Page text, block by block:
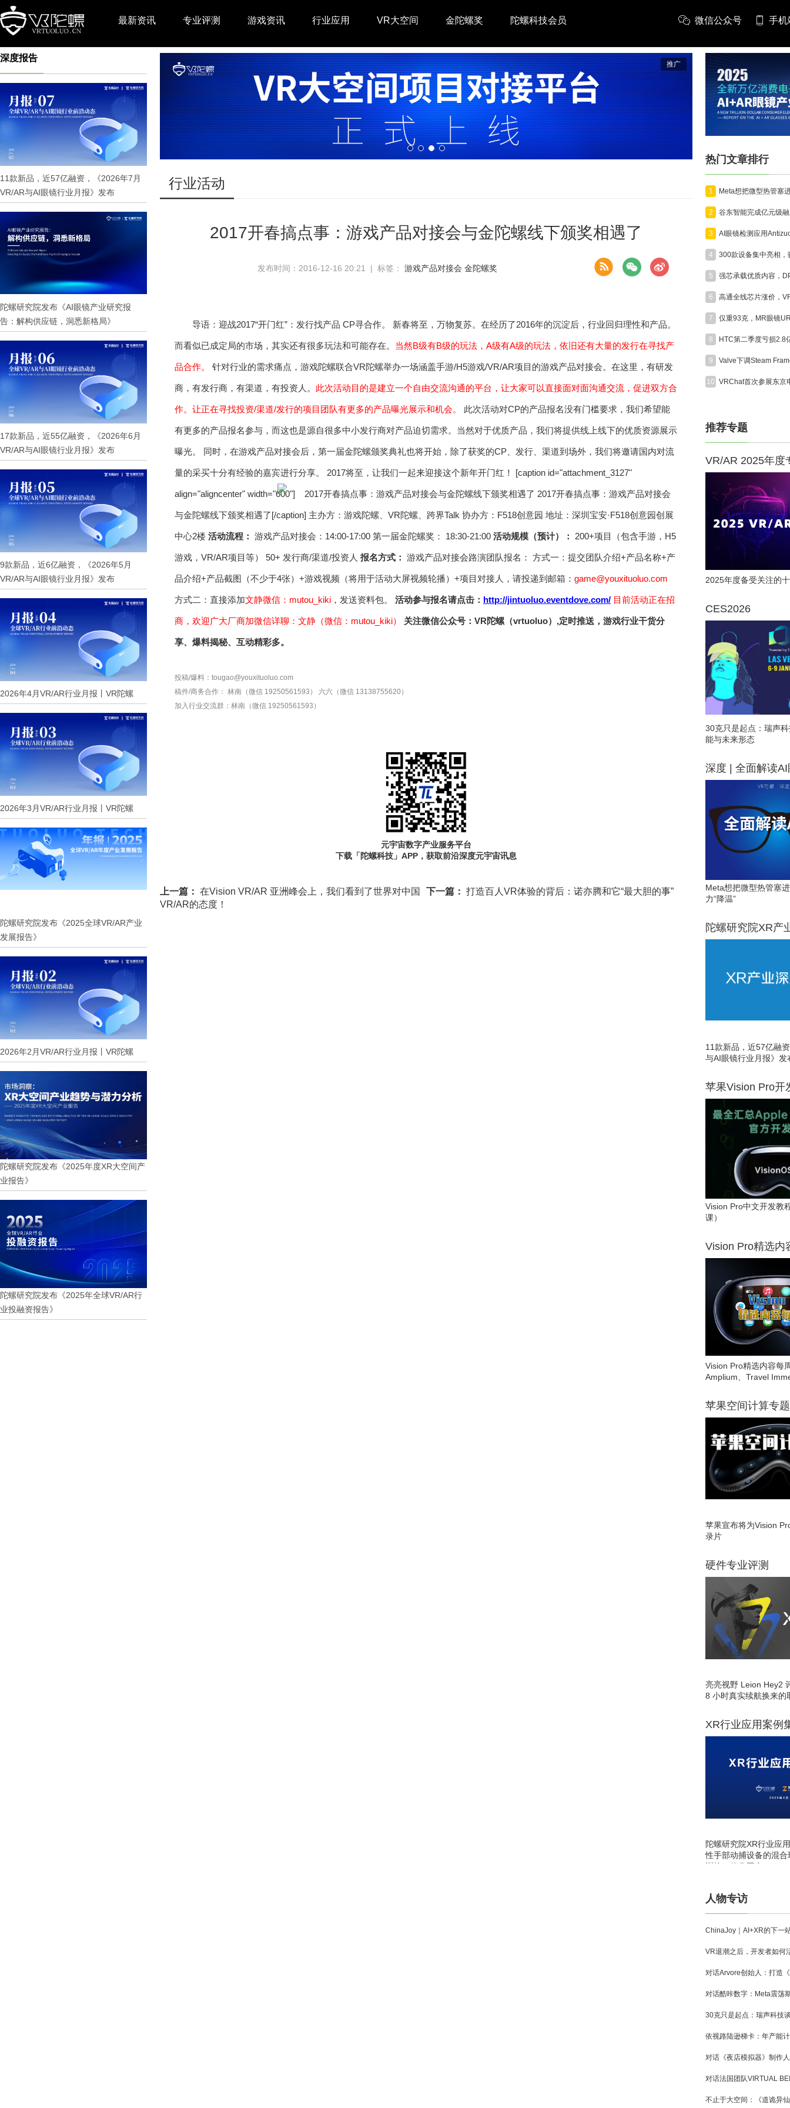
最新资讯 专业评测 游戏资讯 行业应用 VR大空间 金陀螺奖 陀螺科技会员 微信公众号 手机
深度报告
11款新品，近57亿融资，《2026年7月
VR/AR与AI眼镜行业月报》发布
陀螺研究院发布《AI眼镜产业研究报
告：解构供应链，洞悉新格局》
17款新品，近55亿融资，《2026年6月
VR/AR与AI眼镜行业月报》发布
9款新品，近6亿融资，《2026年5月
VR/AR与AI眼镜行业月报》发布
2026年4月VR/AR行业月报丨VR陀螺
2026年3月VR/AR行业月报丨VR陀螺
陀螺研究院发布《2025全球VR/AR产业
发展报告》
2026年2月VR/AR行业月报丨VR陀螺
陀螺研究院发布《2025年度XR大空间产
业报告》
陀螺研究院发布《2025年全球VR/AR行
业投融资报告》
推广
行业活动
2017开春搞点事：游戏产品对接会与金陀螺线下颁奖相遇了
发布时间：2016-12-16 20:21 | 标签： 游戏产品对接会 金陀螺奖
导语：迎战2017“开门红”：发行找产品 CP寻合作。 新春将至，万物复苏。在经历了2016年的沉淀后，行业回归理性和产品。
而看似已成定局的市场，其实还有很多玩法和可能存在。 当然B级有B级的玩法，A级有A级的玩法，依旧还有大量的发行在寻找产
品合作。 针对行业的需求痛点，游戏陀螺联合VR陀螺举办一场涵盖手游/H5游戏/VR/AR项目的游戏产品对接会。在这里，有研发
商，有发行商，有渠道，有投资人。 此次活动目的是建立一个自由交流沟通的平台，让大家可以直接面对面沟通交流，促进双方合
作。让正在寻找投资/渠道/发行的项目团队有更多的产品曝光展示和机会。 此次活动对CP的产品报名没有门槛要求，我们希望能
有更多的产品报名参与，而这也是源自很多中小发行商对产品迫切需求。当然对于优质产品，我们将提供线上线下的优质资源展示
曝光。 同时，在游戏产品对接会后，第一届金陀螺颁奖典礼也将开始，除了获奖的CP、发行、渠道到场外，我们将邀请国内对流
量的采买十分有经验的嘉宾进行分享。 2017将至，让我们一起来迎接这个新年开门红！ [caption id="attachment_3127"
align="aligncenter" width="600"] 2017开春搞点事：游戏产品对接会
与金陀螺线下颁奖相遇了[/caption] 主办方：游戏陀螺、VR陀螺、跨界Talk 协办方：F518创意园 地址：深圳宝安·F518创意园创展
中心2楼 活动流程： 游戏产品对接会：14:00-17:00 第一届金陀螺奖： 18:30-21:00 活动规模（预计）： 200+项目（包含手游，H5
游戏，VR/AR项目等） 50+ 发行商/渠道/投资人 报名方式： 游戏产品对接会路演团队报名： 方式一：提交团队介绍+产品名称+产
品介绍+产品截图（不少于4张）+游戏视频（将用于活动大屏视频轮播）+项目对接人，请投递到邮箱： game@youxituoluo.com
方式二：直接添加文静微信：mutou_kiki ，发送资料包。 活动参与报名请点击： http://jintuoluo.eventdove.com/ 目前活动正在招
商，欢迎广大厂商加微信详聊：文静（微信：mutou_kiki） 关注微信公众号：VR陀螺（vrtuoluo）,定时推送，游戏行业干货分
享、爆料揭秘、互动精彩多。
投稿/爆料：tougao@youxituoluo.com
稿件/商务合作： 林南（微信 19250561593）
六六（微信 13138755620）
加入行业交流群： 林南（微信 19250561593）
元宇宙数字产业服务平台
下载「陀螺科技」APP，获取前沿深度元宇宙讯息
上一篇： 在Vision VR/AR 亚洲峰会上，我们看到了世界对中国
VR/AR的态度！
下一篇： 打造百人VR体验的背后：诺亦腾和它“最大胆的事”
热门文章排行
1
2
3
4
5
6
7
8 HTC第二季度亏损2.8
9
10
推荐专题
VR/AR 2025年度
2025年度备受关注的
CES2026
30克只是起点：瑞声
能与未来形态
深度 | 全面解读AI
Meta想把微型热管塞
力“降温”
陀螺研究院XR产
11款新品，近57亿融
与AI眼镜行业月报》发
苹果Vision Pro开
Vision Pro中文开发教
课）
Vision Pro精选内
Vision Pro精选内容每
Amplium、Travel
苹果空间计算专题
苹果宣布将为Vision
录片
硬件专业评测
亮亮视野 Leion Hey2
8 小时真实续航换来的
XR行业应用案例
陀螺研究院XR行业应
性手部动捕设备的混
训练一体化平台
人物专访